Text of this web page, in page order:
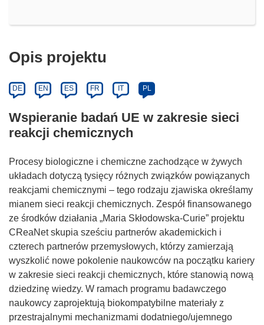
Opis projektu
DE EN ES FR IT PL
Wspieranie badań UE w zakresie sieci
reakcji chemicznych
Procesy biologiczne i chemiczne zachodzące w żywych
układach dotyczą tysięcy różnych związków powiązanych
reakcjami chemicznymi – tego rodzaju zjawiska określamy
mianem sieci reakcji chemicznych. Zespół finansowanego
ze środków działania „Maria Skłodowska-Curie” projektu
CReaNet skupia sześciu partnerów akademickich i
czterech partnerów przemysłowych, którzy zamierzają
wyszkolić nowe pokolenie naukowców na początku kariery
w zakresie sieci reakcji chemicznych, które stanowią nową
dziedzinę wiedzy. W ramach programu badawczego
naukowcy zaprojektują biokompatybilne materiały z
przestrajalnymi mechanizmami dodatniego/ujemnego